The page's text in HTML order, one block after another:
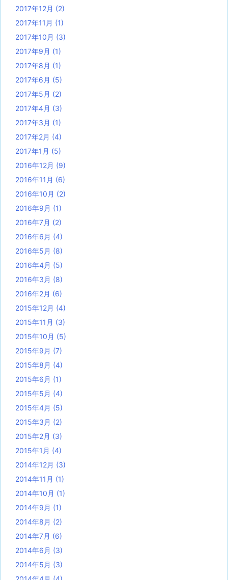
2017年12月 (2)
2017年11月 (1)
2017年10月 (3)
2017年9月 (1)
2017年8月 (1)
2017年6月 (5)
2017年5月 (2)
2017年4月 (3)
2017年3月 (1)
2017年2月 (4)
2017年1月 (5)
2016年12月 (9)
2016年11月 (6)
2016年10月 (2)
2016年9月 (1)
2016年7月 (2)
2016年6月 (4)
2016年5月 (8)
2016年4月 (5)
2016年3月 (8)
2016年2月 (6)
2015年12月 (4)
2015年11月 (3)
2015年10月 (5)
2015年9月 (7)
2015年8月 (4)
2015年6月 (1)
2015年5月 (4)
2015年4月 (5)
2015年3月 (2)
2015年2月 (3)
2015年1月 (4)
2014年12月 (3)
2014年11月 (1)
2014年10月 (1)
2014年9月 (1)
2014年8月 (2)
2014年7月 (6)
2014年6月 (3)
2014年5月 (3)